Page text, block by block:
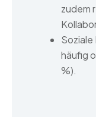
zudem
häufig
%).